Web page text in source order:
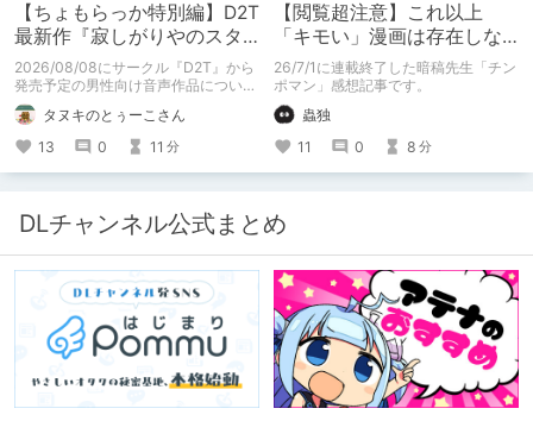
【ちょもらっか特別編】D2T
最新作『寂しがりやのスタ
ーダストと触れあって』制
作陣にインタビュー！🎤
2026/08/08にサークル『D2T』から
発売予定の男性向け音声作品について
逆神ラニさんと不束こけしさんにお話
聞いちゃいました！夏コミに関する告
知もあります！
タヌキのとぅーこさん
13
0 11 分
【閲覧超注意】これ以上
「キモい」漫画は存在しな
い？チンポマンとかいう
「魂の殺人」の完成形
26/7/1に連載終了した暗稿先生「チン
ポマン」感想記事です。
蟲独
11
0 8 分
DLチャンネル公式まとめ